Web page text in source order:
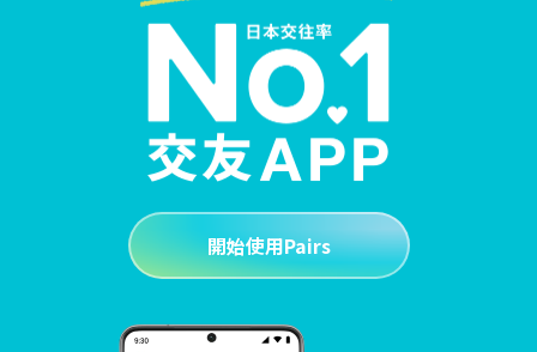
開始使用Pairs